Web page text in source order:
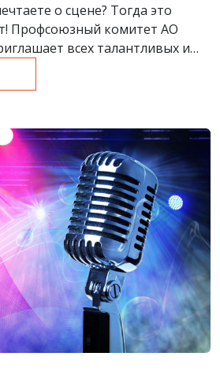
о сцене? Тогда это
Профсоюзный комитет АО
всех талантливых и
конкурс "ZavodStar – 2025"!
проявить себя и